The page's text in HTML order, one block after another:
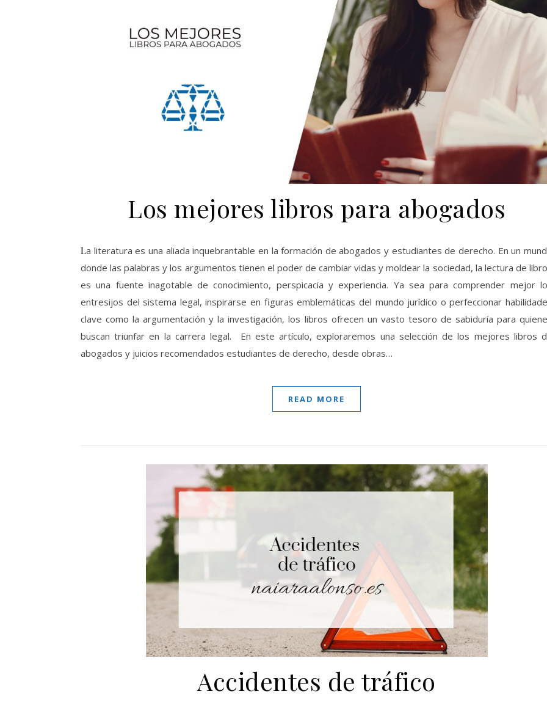
Los mejores libros para abogados
La literatura es una aliada inquebrantable en la formación de abogados y estudiantes de derecho. En un mundo
donde las palabras y los argumentos tienen el poder de cambiar vidas y moldear la sociedad, la lectura de
es una fuente inagotable de conocimiento, perspicacia y experiencia. Ya sea para comprender mejor
entresijos del sistema legal, inspirarse en figuras emblemáticas del mundo jurídico o perfeccionar
clave como la argumentación y la investigación, los libros ofrecen un vasto tesoro de sabiduría para
buscan triunfar en la carrera legal. En este artículo, exploraremos una selección de los mejores libros
abogados y juicios recomendados estudiantes de derecho, desde obras…
READ MORE
Accidentes de tráfico